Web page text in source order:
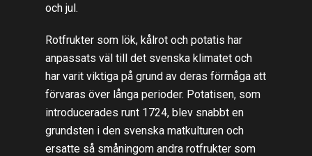
och jul.
Rotfrukter som lök, kålrot och potatis har
anpassats väl till det svenska klimatet och
har varit viktiga på grund av deras förmåga att
förvaras över långa perioder. Potatisen, som
introducerades runt 1724, blev snabbt en
grundsten i den svenska matkulturen och
ersatte så småningom andra rotfrukter som